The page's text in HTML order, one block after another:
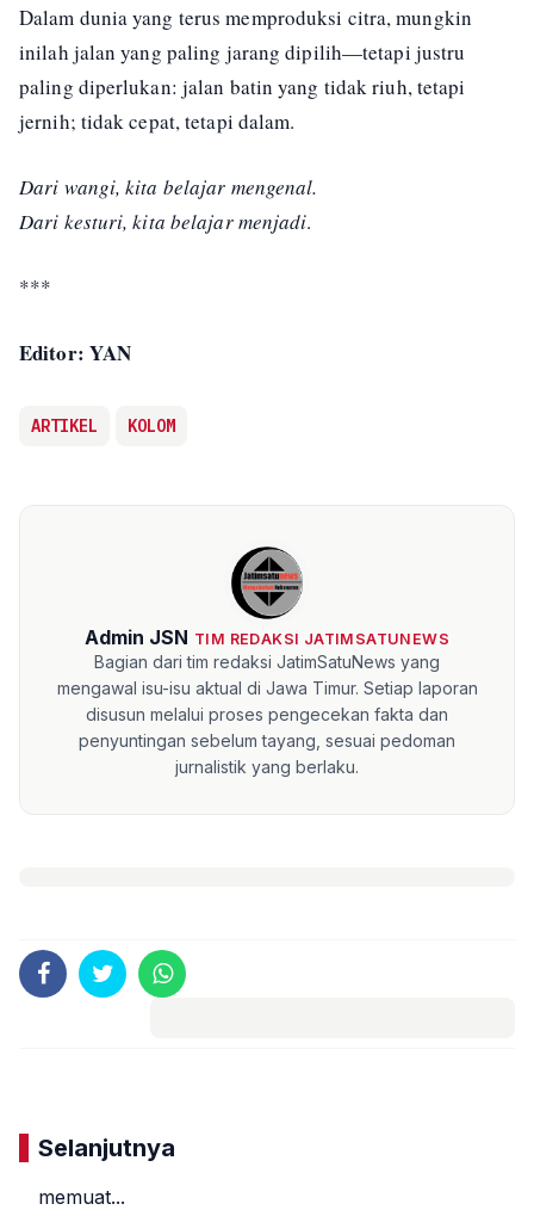
Dalam dunia yang terus memproduksi citra, mungkin
inilah jalan yang paling jarang dipilih—tetapi justru
paling diperlukan: jalan batin yang tidak riuh, tetapi
jernih; tidak cepat, tetapi dalam.
Dari wangi, kita belajar mengenal.
Dari kesturi, kita belajar menjadi.
***
Editor: YAN
ARTIKEL KOLOM
Admin JSN TIM REDAKSI JATIMSATUNEWS
Bagian dari tim redaksi JatimSatuNews yang
mengawal isu-isu aktual di Jawa Timur. Setiap laporan
disusun melalui proses pengecekan fakta dan
penyuntingan sebelum tayang, sesuai pedoman
jurnalistik yang berlaku.
Selanjutnya
memuat...